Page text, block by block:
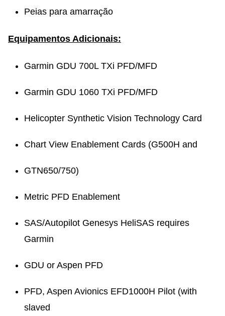
Peias para amarração
Equipamentos Adicionais:
Garmin GDU 700L TXi PFD/MFD
Garmin GDU 1060 TXi PFD/MFD
Helicopter Synthetic Vision Technology Card
Chart View Enablement Cards (G500H and
GTN650/750)
Metric PFD Enablement
SAS/Autopilot Genesys HeliSAS requires
Garmin
GDU or Aspen PFD
PFD, Aspen Avionics EFD1000H Pilot (with
slaved